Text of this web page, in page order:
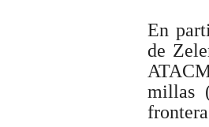
En
de
millas